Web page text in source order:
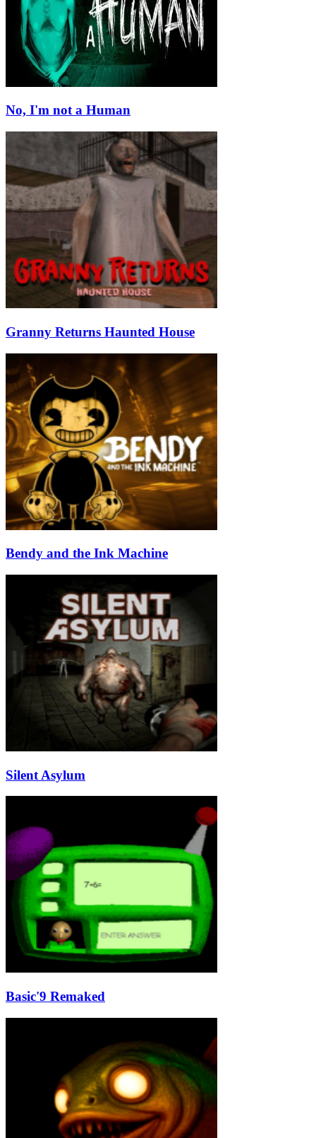
No, I'm not a Human
Granny Returns Haunted House
Bendy and the Ink Machine
Silent Asylum
Basic'9 Remaked